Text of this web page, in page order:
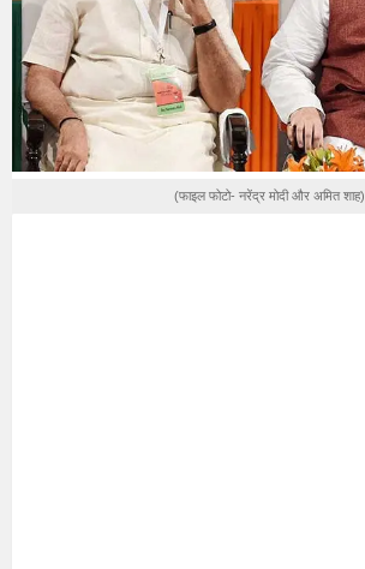
(फाइल फोटो- नरेंद्र मोदी और अमित शाह)